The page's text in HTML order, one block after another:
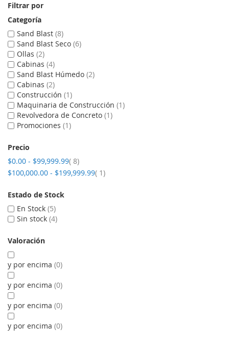
Filtrar por
Categoría
Sand Blast 8
Sand Blast Seco 6
Ollas 2
Cabinas 4
Sand Blast Húmedo 2
Cabinas 2
Construcción 1
Maquinaria de Construcción 1
Revolvedora de Concreto 1
Promociones 1
Precio
$0.00 - $99,999.99 8artículos
$100,000.00 - $199,999.99 1artículo
Estado de Stock
En Stock 5
Sin stock 4
Valoración
y por encima 0
y por encima 0
y por encima 0
y por encima 0